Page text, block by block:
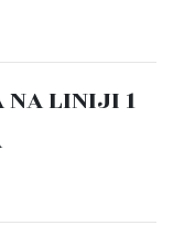
NA LINIJI 1